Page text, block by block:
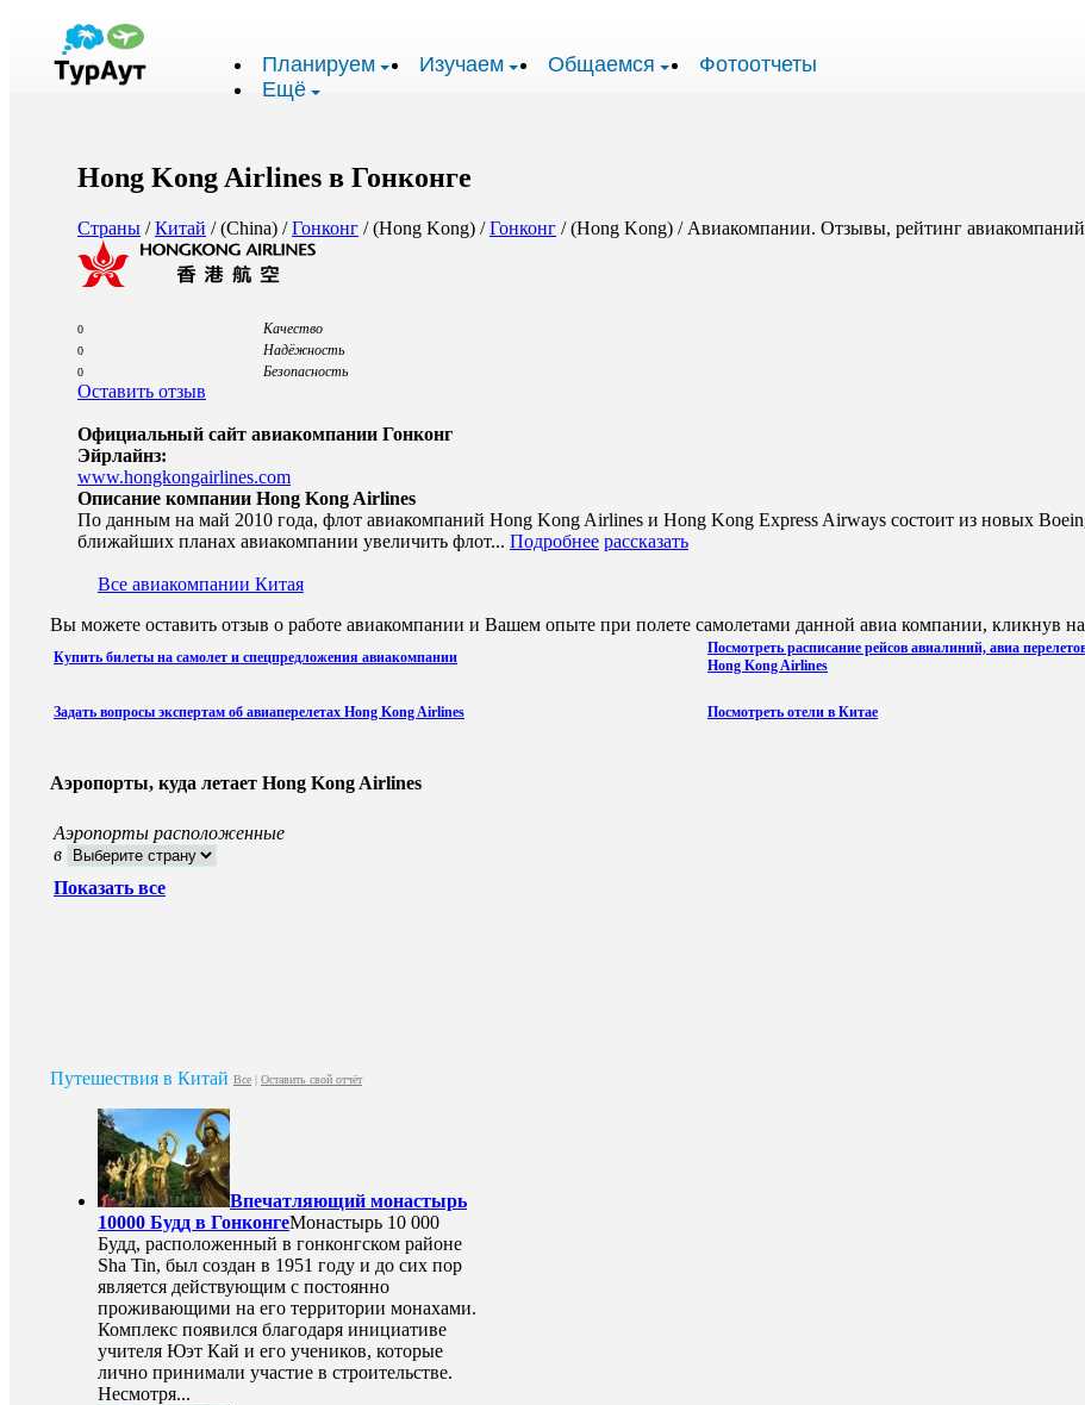
Планируем Изучаем Общаемся
Фотоотчеты
Ещё
Hong Kong Airlines в Гонконге
Страны /Китай / (China) /Гонконг / (Hong Kong) /Гонконг / (Hong Kong) / Авиакомпании. Отзывы, рейтинг авиакомпаний
0 Качество
0 Надёжность
0 Безопасность
Оставить отзыв
Официальный сайт авиакомпании Гонконг
Эйрлайнз:
www.hongkongairlines.com
Описание компании Hong Kong Airlines
По данным на май 2010 года, флот авиакомпаний Hong Kong Airlines и Hong Kong Express Airways состоит из новых
ближайших планах авиакомпании увеличить флот... Подробнее рассказать
Все авиакомпании Китая
Вы можете оставить отзыв о работе авиакомпании и Вашем опыте при полете самолетами данной авиа компании, кликнув
Купить билеты на самолет и спецпредложения авиакомпании
Посмотреть расписание рейсов авиалиний, авиа
Hong Kong Airlines
Задать вопросы экспертам об авиаперелетах Hong Kong Airlines Посмотреть отели в Китае
Аэропорты, куда летает Hong Kong Airlines
Аэропорты расположенные
в
Показать все
Путешествия в Китай Все | Оставить свой отчёт
Впечатляющий монастырь
10000 Будд в ГонконгеМонастырь 10 000
Будд, расположенный в гонконгском районе
Sha Tin, был создан в 1951 году и до сих пор
является действующим с постоянно
проживающими на его территории монахами.
Комплекс появился благодаря инициативе
учителя Юэт Кай и его учеников, которые
лично принимали участие в строительстве.
Несмотря...